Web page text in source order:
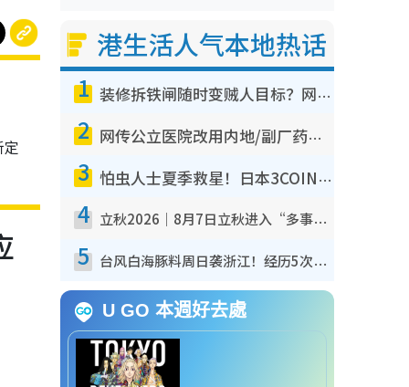
港生活人气本地热话
1 装修拆铁闸随时变贼人目标？网友揭2大关键用途：装新款等于白装？附新旧铁闸分别
2 网传公立医院改用内地/副厂药？医生拆解正副厂分别，揭4类人换药随时出事
3 怕虫人士夏季救星！日本3COINS爆红驱虫神器$45起 1招“全程免触碰”轻松搞定小强
4 立秋2026｜8月7日立秋进入“多事之秋” 3件事不可做！专家教6招开运 清杂物／钱包纳气接好运
5 台风白海豚料周日袭浙江！经历5次“眼壁置换”极罕见 成登陆内地最长途台风
U GO 本週好去處